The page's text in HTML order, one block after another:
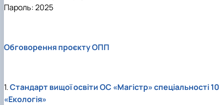
Пароль: 2025
Обговорення проєкту ОПП
1.Стандарт вищої освіти ОС «Магістр» спеціальності
«Екологія»